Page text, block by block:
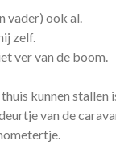
vader) ook al.
zelf.
ver van de boom.
kunnen
van de